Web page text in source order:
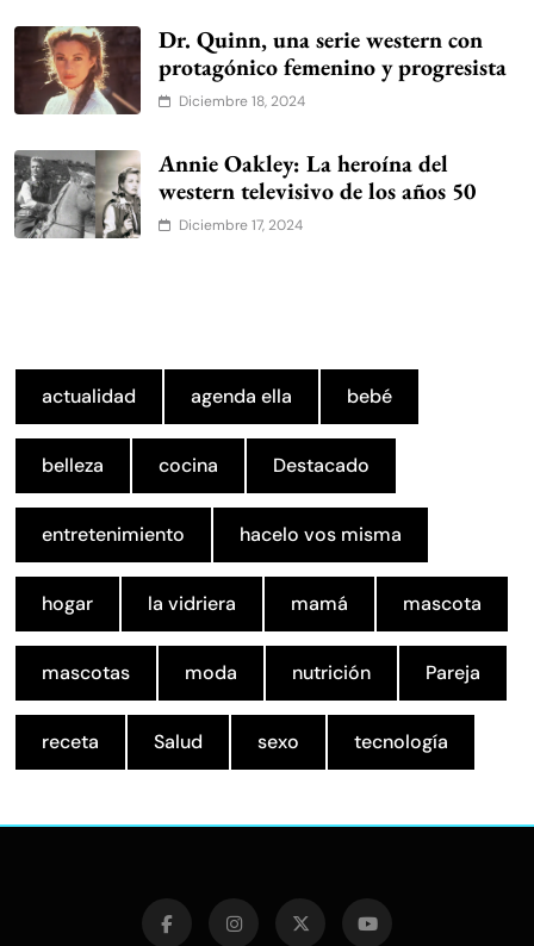
Dr. Quinn, una serie western con
protagónico femenino y progresista
Diciembre 18, 2024
Annie Oakley: La heroína del
western televisivo de los años 50
Diciembre 17, 2024
actualidad agenda ella bebé
belleza cocina Destacado
entretenimiento hacelo vos misma
hogar la vidriera mamá mascota
mascotas moda nutrición Pareja
receta Salud sexo tecnología